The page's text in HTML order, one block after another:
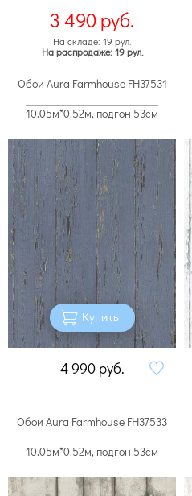
3 490руб.
На складе: 19 рул.
На распродаже: 19 рул.
Обои Aura Farmhouse FH37531
10.05м*0.52м, подгон 53см
Купить
4 990 руб.
Обои Aura Farmhouse FH37533
10.05м*0.52м, подгон 53см